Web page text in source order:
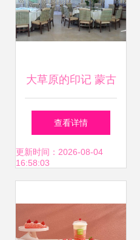
大草原的印记 蒙古
包绽放美丽河南
查看详情
更新时间：2026-08-04
16:58:03